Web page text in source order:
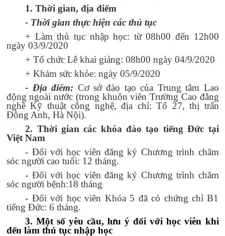
1. Thời gian, địa điểm
- Thời gian thực hiện các thủ tục
+ Làm thủ tục nhập học: từ08h00 đến 12h00
ngày 03/9/2020
+ Tổ chức Lễ khai giảng:08h00 ngày 04/9/2020
+ Khám sức khỏe: ngày 05/9/2020
- Địa điểm: Cơ sở đào tạo của Trung tâm Lao
động ngoài nước (trong khuôn viên Trường Cao đẳng
nghề Kỹ thuật công nghệ, địa chỉ: Tổ 27, thị trấn
Đông Anh, Hà Nội).
2. Thời giancác khóa đào tạo tiếng Đức tại
Việt Nam
- Đối với học viên đăng ký Chương trình chăm
sóc người cao tuổi: 12 tháng.
- Đối với học viên đăng ký Chương trình chăm
sóc người bệnh:18 tháng
- Đối với học viên Khóa 5 đã có chứng chỉ B1
tiếng Đức: 6 tháng.
3. Một số yêu cầu, lưu ý đối với học viên khi
đến làm thủ tục nhập học